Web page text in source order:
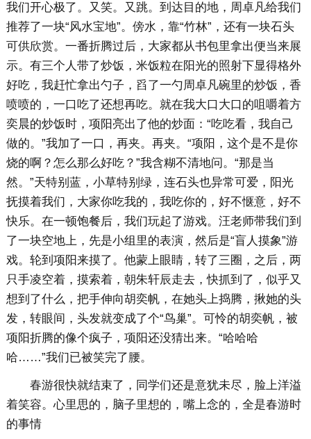
我们开心极了。又笑。又跳。到达目的地，周卓凡给我们
推荐了一块“风水宝地”。傍水，靠“竹林”，还有一块石头
可供欣赏。一番折腾过后，大家都从书包里拿出便当来展
示。有三个人带了炒饭，米饭粒在阳光的照射下显得格外
好吃，我赶忙拿出勺子，舀了一勺周卓凡碗里的炒饭，香
喷喷的，一口吃了还想再吃。就在我大口大口的咀嚼着方
奕晨的炒饭时，项阳亮出了他的炒面：“吃吃看，我自己
做的。”我加了一口，再夹。再夹。“项阳，这个是不是你
烧的啊？怎么那么好吃？”我含糊不清地问。“那是当
然。”天特别蓝，小草特别绿，连石头也异常可爱，阳光
抚摸着我们，大家你吃我的，我吃你的，好不惬意，好不
快乐。在一顿饱餐后，我们玩起了游戏。汪老师带我们到
了一块空地上，先是小组里的表演，然后是“盲人摸象”游
戏。轮到项阳来摸了。他蒙上眼睛，转了三圈，之后，两
只手凌空着，摸索着，朝朱轩辰走去，快抓到了，似乎又
想到了什么，把手伸向胡奕帆，在她头上捣腾，揪她的头
发，转眼间，头发就变成了个“鸟巢”。可怜的胡奕帆，被
项阳折腾的像个疯子，项阳还没猜出来。“哈哈哈
哈……”我们已被笑完了腰。
春游很快就结束了，同学们还是意犹未尽，脸上洋溢
着笑容。心里思的，脑子里想的，嘴上念的，全是春游时
的事情